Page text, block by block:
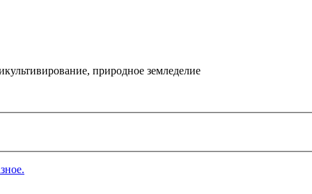
природное земледелие